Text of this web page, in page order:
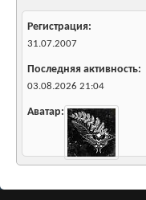
Регистрация
31.07.2007
Последняя активность
03.08.2026 21:04
Аватар